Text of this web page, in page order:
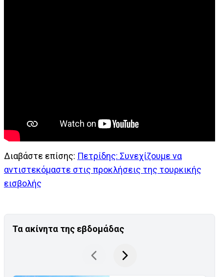
Διαβάστε επίσης: Πετρίδης: Συνεχίζουμε να
αντιστεκόμαστε στις προκλήσεις της τουρκικής
εισβολής
Τα ακίνητα της εβδομάδας